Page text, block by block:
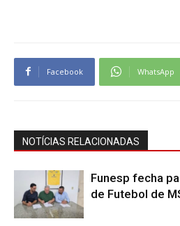
Facebook WhatsApp
NOTÍCIAS RELACIONADAS
Funesp fecha
de Futebol de